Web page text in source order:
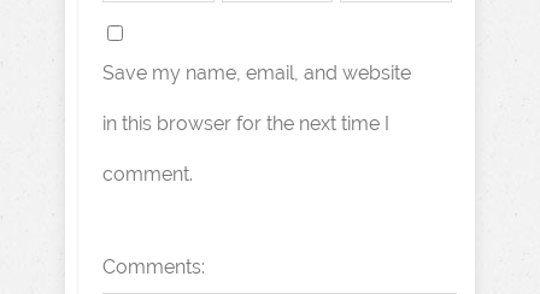
Save my name, email, and website
in this browser for the next time I
comment.
Comments: